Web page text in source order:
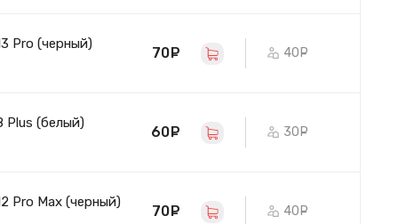
Pro (черный)
70 руб. 40
Plus (белый)
60 руб. 30
Pro Max (черный)
70 руб. 40